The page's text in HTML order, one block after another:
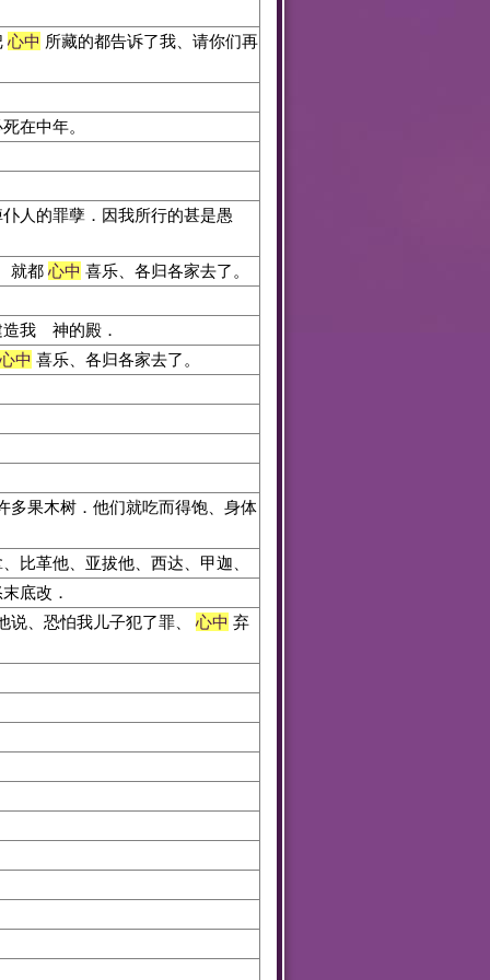
心中 所藏的都告诉了我、请你们再
在中年。
人的罪孽．因我所行的甚是愚
就都 心中 喜乐、各归各家去了。
造我 神的殿．
心中 喜乐、各归各家去了。
多果木树．他们就吃而得饱、身体
比革他、亚拔他、西达、甲迦、
底改．
、恐怕我儿子犯了罪、
心中 弃